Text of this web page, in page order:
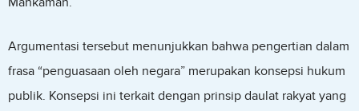
Argumentasi tersebut menunjukkan bahwa pengertian dalam
frasa “penguasaan oleh negara” merupakan konsepsi hukum
publik. Konsepsi ini terkait dengan prinsip daulat rakyat yang